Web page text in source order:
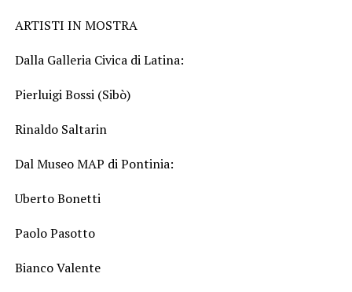
ARTISTI IN MOSTRA
Dalla Galleria Civica di Latina:
Pierluigi Bossi (Sibò)
Rinaldo Saltarin
Dal Museo MAP di Pontinia:
Uberto Bonetti
Paolo Pasotto
Bianco Valente